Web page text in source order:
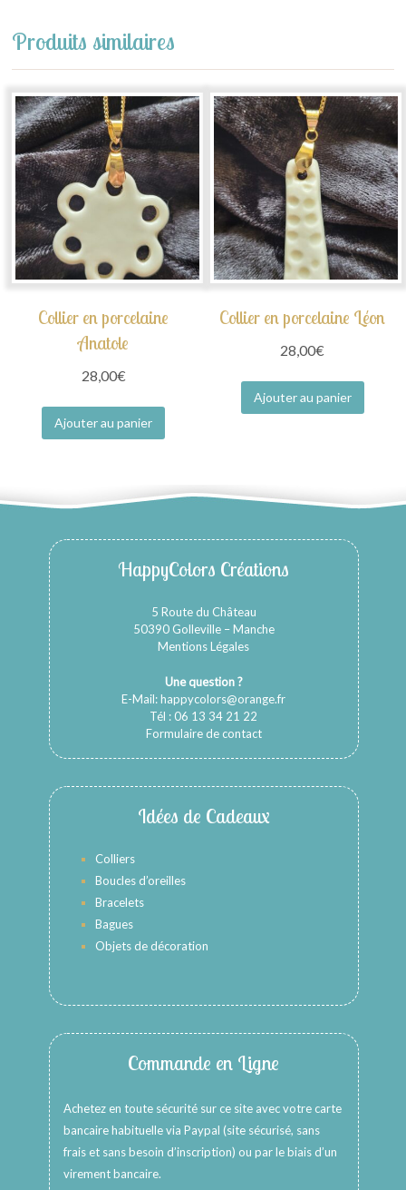
Produits similaires
Collier en porcelaine
Anatole
28,00€
Ajouter au panier
Collier en porcelaine Léon
28,00€
Ajouter au panier
HappyColors Créations
5 Route du Château
50390 Golleville – Manche
Mentions Légales
Une question ?
E-Mail:happycolors@orange.fr
Tél : 06 13 34 21 22
Formulaire de contact
Idées de Cadeaux
Colliers
Boucles d’oreilles
Bracelets
Bagues
Objets de décoration
Commande en Ligne
Achetez en toute sécurité sur ce site avec votre carte
bancaire habituelle via Paypal (site sécurisé, sans
frais et sans besoin d’inscription) ou par le biais d’un
virement bancaire.